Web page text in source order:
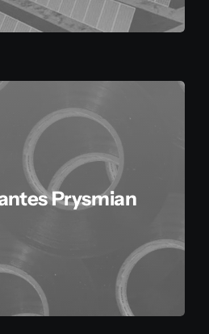
Prysmian